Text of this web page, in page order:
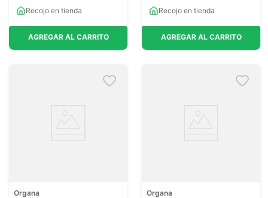
Recojo en tienda
AGREGAR AL CARRITO
Recojo en tienda
AGREGAR AL CARRITO
Organa Organa